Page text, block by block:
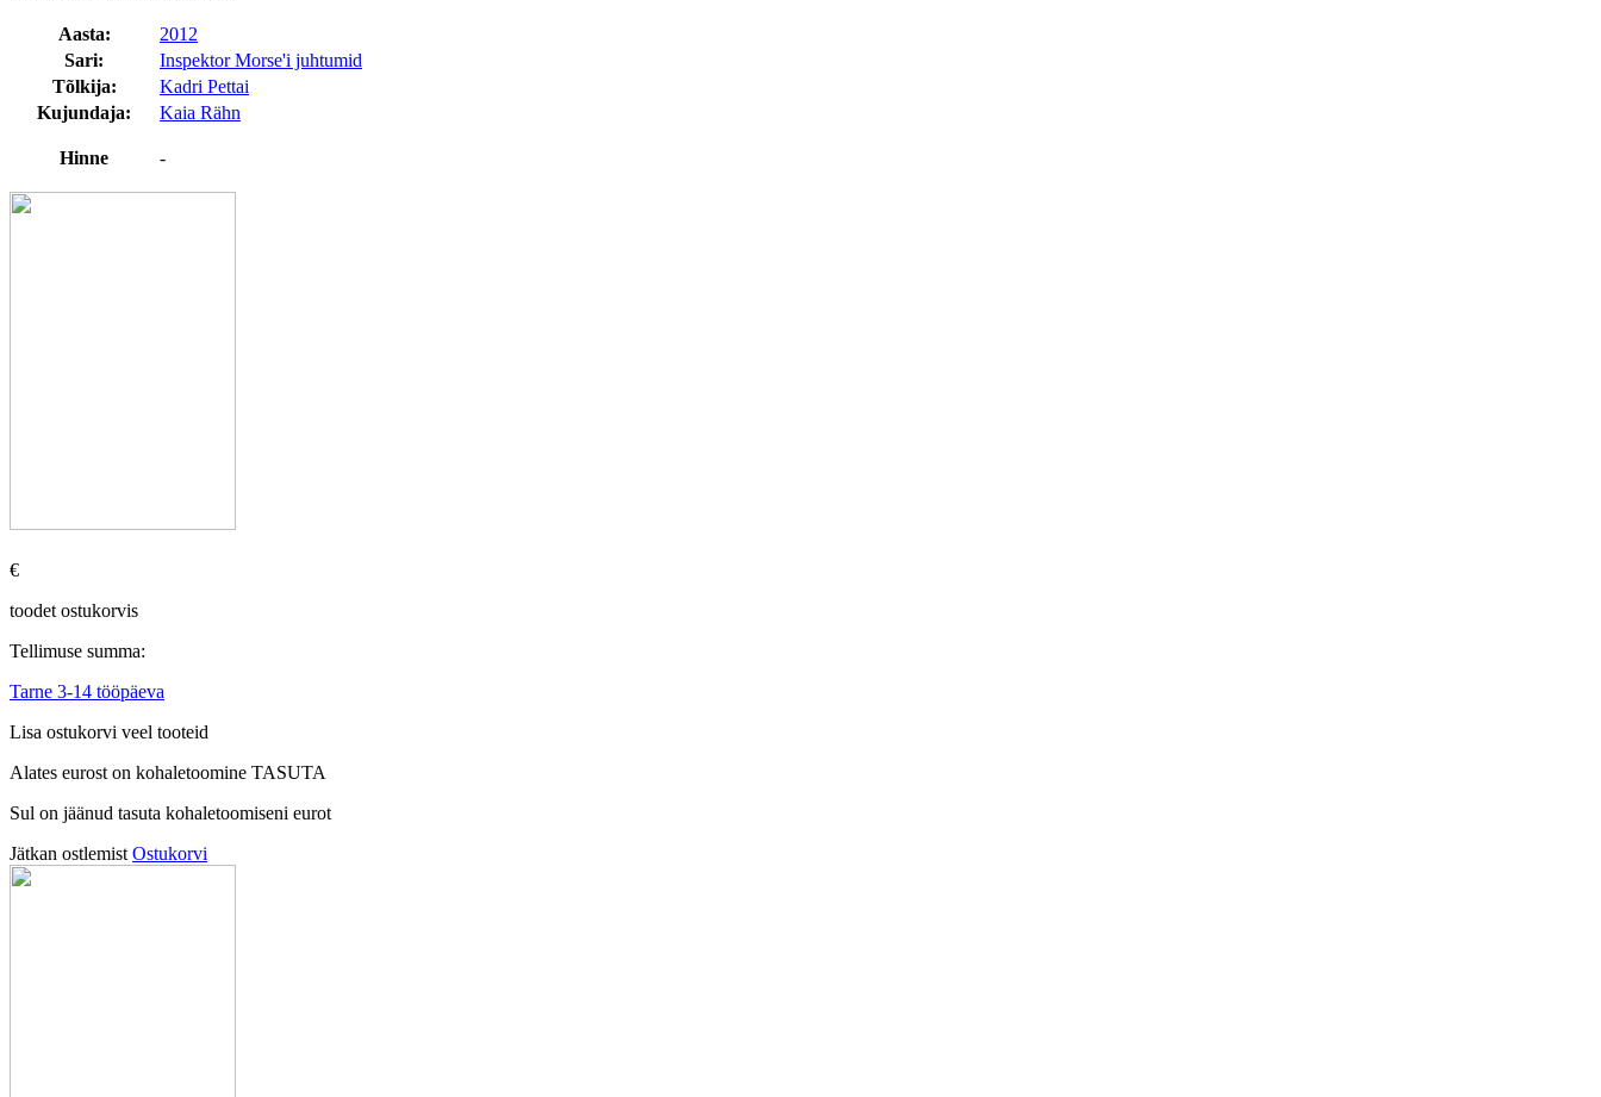
Aasta:
2012
Sari:
Inspektor Morse'i juhtumid
Tõlkija:
Kadri Pettai
Kujundaja:
Kaia Rähn
Hinne -
€
toodet ostukorvis
Tellimuse summa:
Tarne 3-14 tööpäeva
Lisa ostukorvi veel tooteid
Alates eurost on kohaletoomine TASUTA
Sul on jäänud tasuta kohaletoomiseni eurot
Jätkan ostlemist Ostukorvi